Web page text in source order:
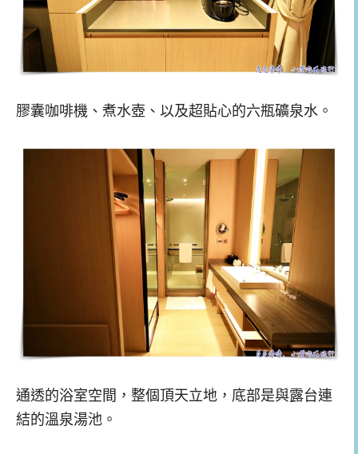
膠囊咖啡機、煮水壺、以及超貼心的六瓶礦泉水。
通透的浴室空間，整個頂天立地，底部是與露台連
結的溫泉湯池。